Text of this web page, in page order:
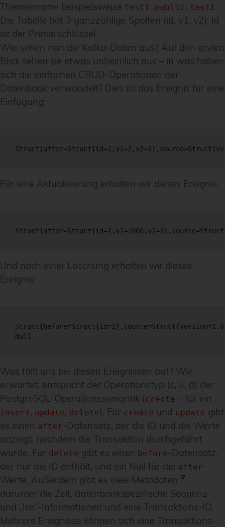
Themenname beispielsweise test1.public.test1 .
Die Tabelle hat 3 ganzzahlige Spalten (id, v1, v2); id
ist der Primärschlüssel.
Wie sehen nun die Kafka-Daten aus? Auf den ersten
Blick sehen sie etwas unheimlich aus – in was haben
sich die einfachen CRUD-Operationen der
Datenbank verwandelt? Dies ist das Ereignis für eine
Einfügung:
Für eine Aktualisierung erhalten wir dieses Ereignis:
Und nach einer Löschung erhalten wir dieses
Ereignis:
Null
Was fällt uns bei diesen Ereignissen auf? Wie
erwartet, entspricht der Operationstyp (c, u, d) der
PostgreSQL-Operationssemantik (create – für ein
insert, update, delete). Für create und update gibt
es einen after-Datensatz, der die ID und die Werte
anzeigt, nachdem die Transaktion durchgeführt
wurde. Für delete gibt es einen before-Datensatz,
der nur die ID enthält, und ein Null für die after-
Werte. Außerdem gibt es viele Metadaten
,
darunter die Zeit, datenbankspezifische Sequenz-
und „lsn“-Informationen und eine Transaktions-ID.
Mehrere Ereignisse können sich eine Transaktions-